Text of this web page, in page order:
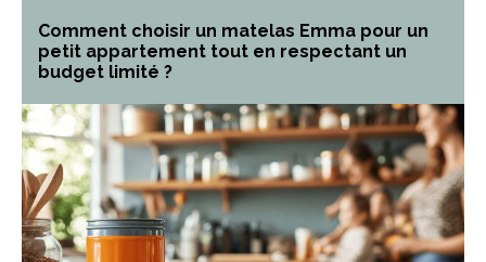
Comment choisir un matelas Emma pour un
petit appartement tout en respectant un
budget limité ?